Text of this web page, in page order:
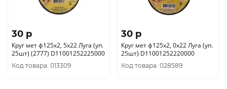
30 p
Круг мет ф125х2, 5х22 Луга (уп.
25шт) (2777) D11001252225000
Код товара: 013309
30 p
Круг мет ф125х2, 0х22 Луга (уп.
25шт) D11001252220000
Код товара: 028589